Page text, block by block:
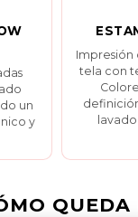
un
y
Impresión
tela con
lavado
QUEDA